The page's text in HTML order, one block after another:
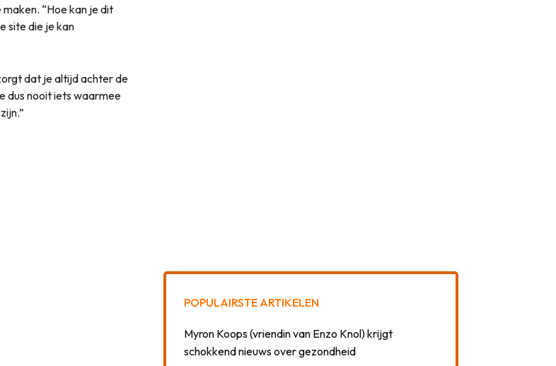
“Hoe kan je dit
site die je kan
dat je altijd achter de
dus nooit iets waarmee
POPULAIRSTE ARTIKELEN
Myron Koops (vriendin van Enzo Knol) krijgt
schokkend nieuws over gezondheid